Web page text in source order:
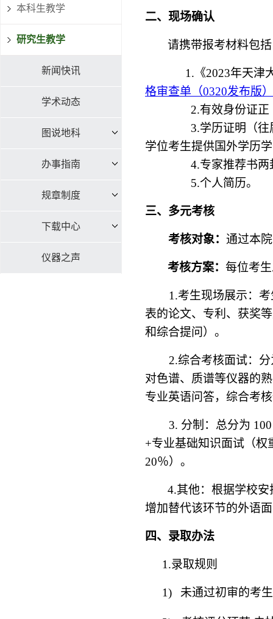
本科生教学
研究生教学
新闻快讯
学术动态
图说地科
办事指南
规章制度
下载中心
仪器之声
二、现场确认
请携带报考材料包
1. 《2023年天津
格审查单（0320发布版
2.有效身份证
3.学历证明（
学位考生提供国外学历
4.专家推荐书两
5.个人简历。
三、多元考核
考核对象： 通过本
考核方案： 每位考
1.考生现场展示：
表的论文、专利、获奖
和综合提问）。
2.综合考核面试：
对色谱、质谱等仪器的
专业英语问答，综合考
3. 分制：总分为
+专业基础知识面试（权
20％）。
4.其他：根据学校
增加替代该环节的外语
四、录取办法
1.录取规则
1) 未通过初审的考